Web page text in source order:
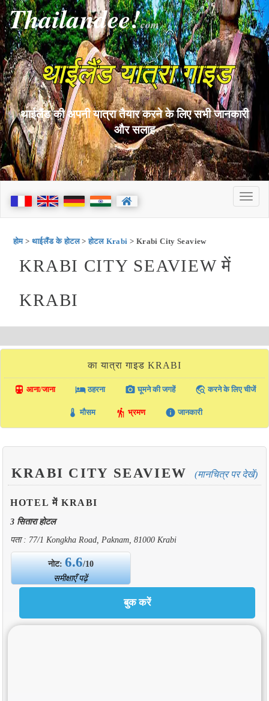
Thailandee!com
थाईलैंड यात्रा गाइड
थाईलैंड की अपनी यात्रा तैयार करने के लिए सभी जानकारी
और सलाह
होम>थाईलैंड के होटल>होटल Krabi > Krabi City Seaview
KRABI CITY SEAVIEW में
KRABI
का यात्रा गाइड KRABI
directions_transit आना/जाना local_hotelठहरना photo_camera घूमने की जगहें travel_explore करने के लिए चीजें
thermostat मौसम hiking भ्रमण info जानकारी
KRABI CITY SEAVIEW (मानचित्र पर देखें)
HOTEL में KRABI
3 सितारा होटल
पता : 77/1 Kongkha Road, Paknam, 81000 Krabi
नोट: 6.6/10
समीक्षाएँ पढ़ें